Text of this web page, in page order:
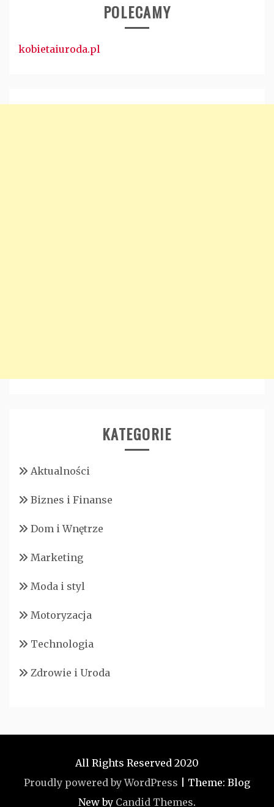
POLECAMY
kobietaiuroda.pl
KATEGORIE
Aktualności
Biznes i Finanse
Dom i Wnętrze
Marketing
Moda i styl
Motoryzacja
Technologia
Zdrowie i Uroda
All Rights Reserved 2020
Proudly powered by WordPress
Theme: Blog
New by Candid Themes.